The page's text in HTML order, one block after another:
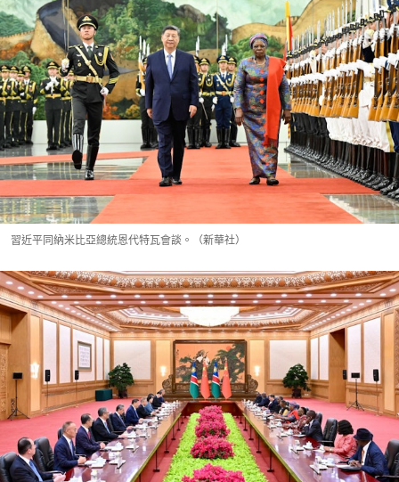
習近平同納米比亞總統恩代特瓦會談。（新華社）